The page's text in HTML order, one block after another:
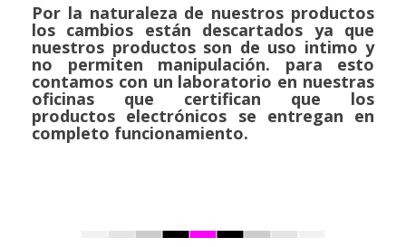
Por la naturaleza de nuestros productos
los cambios están descartados ya que
nuestros productos son de uso intimo y
no permiten manipulación. para esto
contamos con un laboratorio en nuestras
oficinas que certifican que los
productos electrónicos se entregan en
completo funcionamiento.